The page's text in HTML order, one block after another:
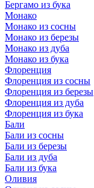
Бергамо из бука
Монако
Монако из сосны
Монако из березы
Монако из дуба
Монако из бука
Флоренция
Флоренция из сосны
Флоренция из березы
Флоренция из дуба
Флоренция из бука
Бали
Бали из сосны
Бали из березы
Бали из дуба
Бали из бука
Оливия